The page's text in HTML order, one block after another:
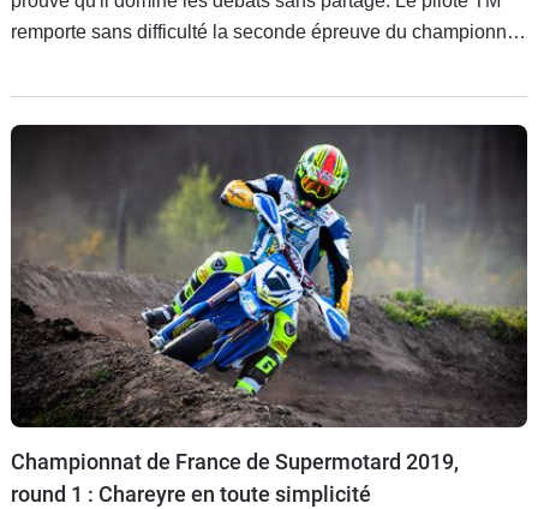
remporte sans difficulté la seconde épreuve du championnat
Championnat de France de Supermotard 2019,
round 1 : Chareyre en toute simplicité